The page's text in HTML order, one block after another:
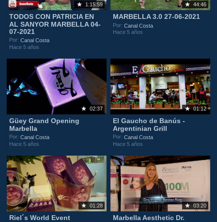
1:15:59
TODOS CON PATRICIA EN
AL SANYOR MARBELLA 04-
07-2021
Por:Canal Costa
Hace 5 años
44:46
MARBELLA 3.0 27-06-2021
Por:Canal Costa
Hace 5 años
02:37
Güey Grand Opening
Marbella
Por:Canal Costa
Hace 5 años
01:12
El Gaucho de Banús -
Argentinian Grill
Por:Canal Costa
Hace 5 años
01:28
Riel´s World Event
03:20
Marbella Aesthetic Dr.